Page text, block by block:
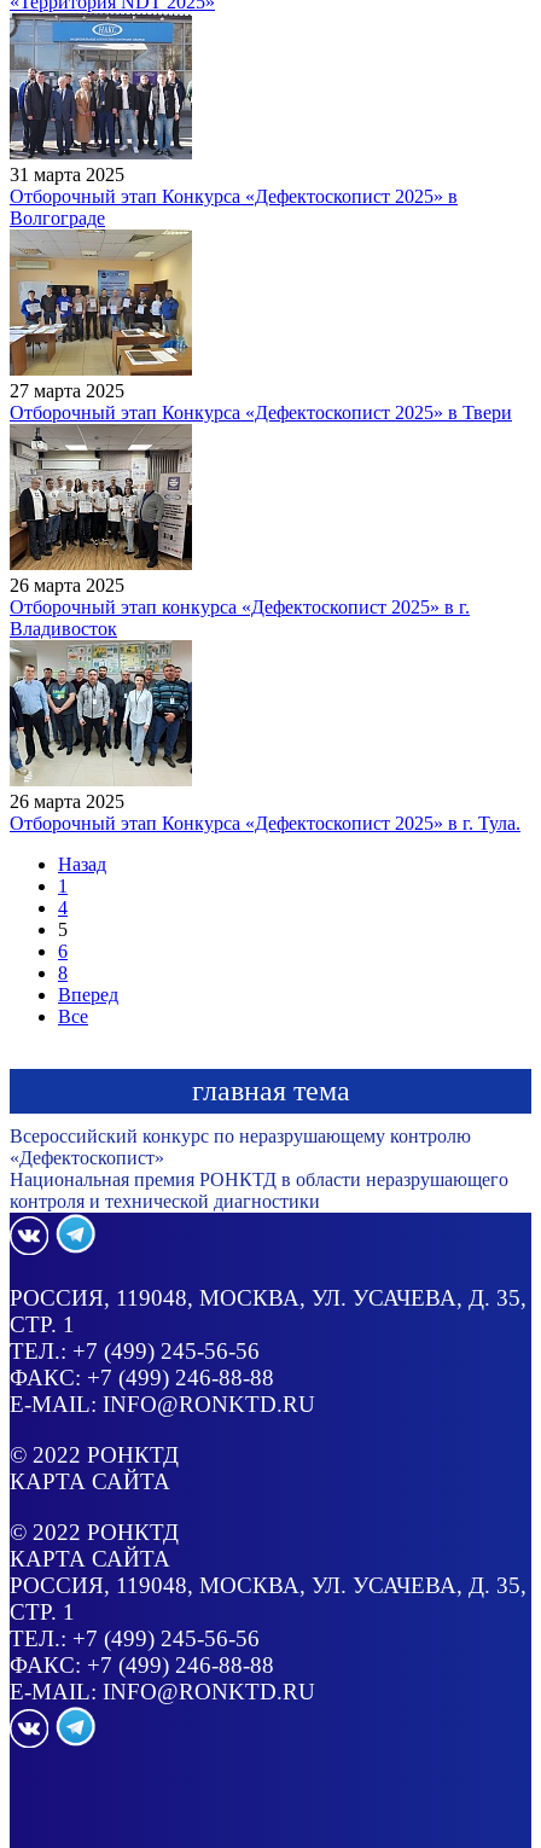
31 марта 2025
Отборочный этап Конкурса «Дефектоскопист 2025» в
Волгограде
27 марта 2025
Отборочный этап Конкурса «Дефектоскопист 2025» в Твери
26 марта 2025
Отборочный этап конкурса «Дефектоскопист 2025» в г.
Владивосток
26 марта 2025
Отборочный этап Конкурса «Дефектоскопист 2025» в г. Тула.
Назад
1
4
5
6
8
Вперед
Все
главная тема
Всероссийский конкурс по неразрушающему контролю
«Дефектоскопист»
Национальная премия РОНКТД в области неразрушающего
контроля и технической диагностики
РОССИЯ, 119048, МОСКВА, УЛ. УСАЧЕВА, Д. 35,
СТР. 1
ТЕЛ.: +7 (499) 245-56-56
ФАКС: +7 (499) 246-88-88
E-MAIL: INFO@RONKTD.RU
© 2022 РОНКТД
КАРТА САЙТА
© 2022 РОНКТД
КАРТА САЙТА
РОССИЯ, 119048, МОСКВА, УЛ. УСАЧЕВА, Д. 35,
СТР. 1
ТЕЛ.: +7 (499) 245-56-56
ФАКС: +7 (499) 246-88-88
E-MAIL: INFO@RONKTD.RU